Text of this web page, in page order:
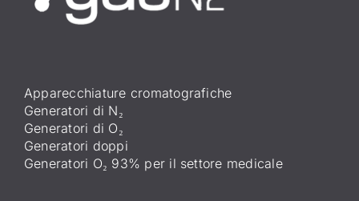
Apparecchiature cromatografiche
Generatori di N₂
Generatori di O₂
Generatori doppi
Generatori O₂ 93% per il settore medicale